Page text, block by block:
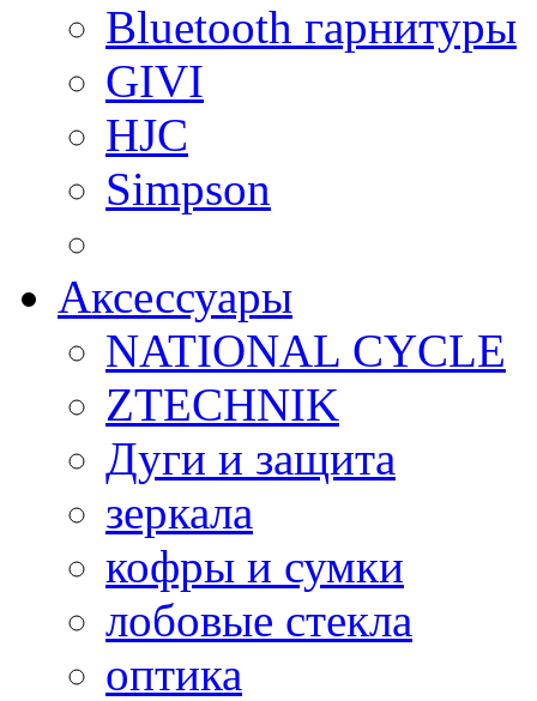
Bluetooth гарнитуры
GIVI
HJC
Simpson
Аксессуары
NATIONAL CYCLE
ZTECHNIK
Дуги и защита
зеркала
кофры и сумки
лобовые стекла
оптика